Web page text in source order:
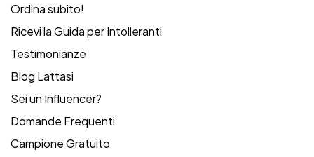
Ordina subito!
Ricevi la Guida per Intolleranti
Testimonianze
Blog Lattasi
Sei un Influencer?
Domande Frequenti
Campione Gratuito